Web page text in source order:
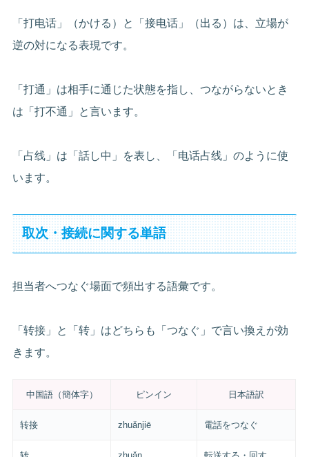
「打电话」（かける）と「接电话」（出る）は、立場が
逆の対になる表現です。
「打通」は相手に通じた状態を指し、つながらないとき
は「打不通」と言います。
「占线」は「話し中」を表し、「电话占线」のように使
います。
取次・接続に関する単語
担当者へつなぐ場面で頻出する語彙です。
「转接」と「转」はどちらも「つなぐ」で言い換えが効
きます。
中国語（簡体字） ピンイン 日本語訳
转接 zhuǎnjiē 電話をつなぐ